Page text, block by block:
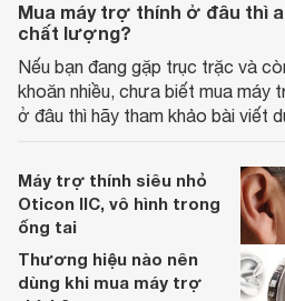
Mua máy trợ thính ở đâu thì
chất lượng?
Nếu bạn đang gặp trục trặc và
khoăn nhiều, chưa biết mua máy
ở đâu thì hãy tham khảo bài viết
Máy trợ thính siêu nhỏ
Oticon IIC, vô hình trong
ống tai
Thương hiệu nào nên
dùng khi mua máy trợ